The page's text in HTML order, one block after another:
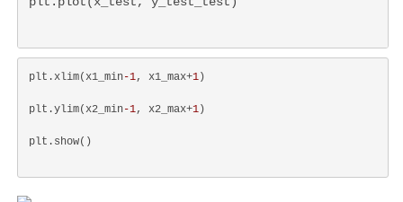
plt.xlim(x1_min-1, x1_max+1 )
plt.ylim(x2_min-1, x2_max+1 )
plt.show()